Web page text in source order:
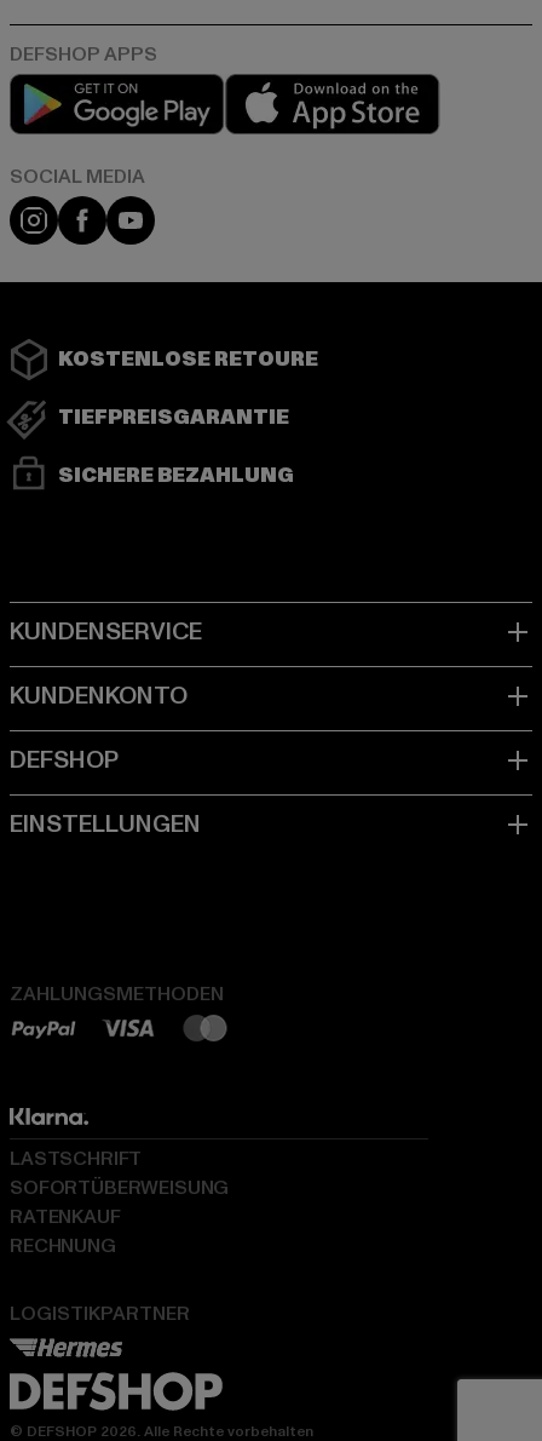
Play market
Instagram
FacebookYouTube
KOSTENLOSE RETOURE
TIEFPREISGARANTIE
SICHERE BEZAHLUNG
ZAHLUNGSMETHODEN
LOGISTIKPARTNER
LASTSCHRIFT
SOFORTÜBERWEISUNG
RATENKAUF
RECHNUNG
© DEFSHOP 2026. Alle Rechte vorbehalten